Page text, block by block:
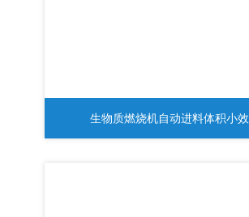
生物质燃烧机自动进料体积小